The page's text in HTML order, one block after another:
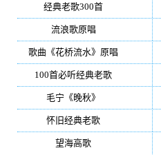
经典老歌300首
流浪歌原唱
歌曲《花桥流水》原唱
100首必听经典老歌
毛宁《晚秋》
怀旧经典老歌
望海高歌